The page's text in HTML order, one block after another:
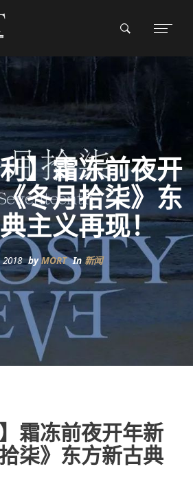
】霜冻前夜开
冬月拾柒》东
主义再现！
2018 byMORT In 新闻
霜冻前夜开年新
柒》东方新古典